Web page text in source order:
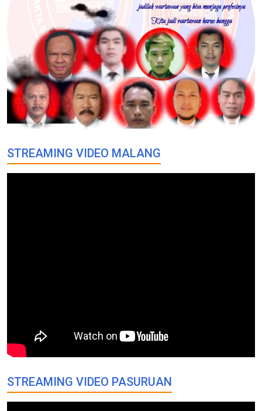
STREAMING VIDEO MALANG
STREAMING VIDEO PASURUAN